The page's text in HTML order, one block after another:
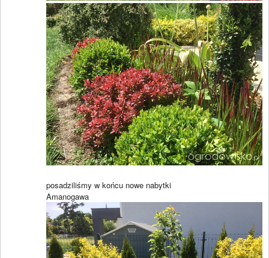
posadziliśmy w końcu nowe nabytki
Amanogawa